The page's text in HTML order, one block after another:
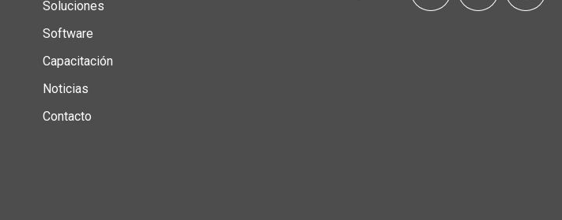
Soluciones
Software
Capacitación
Noticias
Contacto